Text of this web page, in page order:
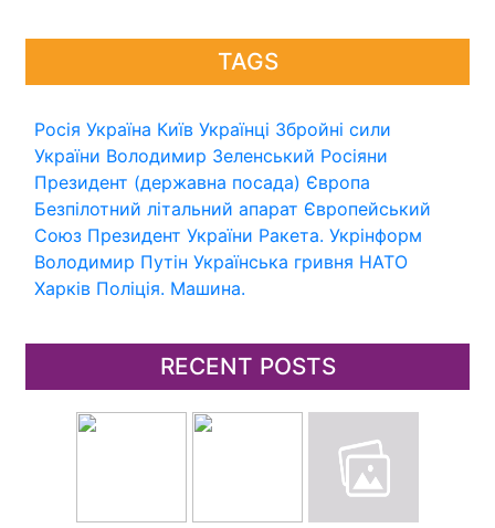
TAGS
Росія Україна Київ Українці Збройні сили
України Володимир Зеленський Росіяни
Президент (державна посада) Європа
Безпілотний літальний апарат Європейський
Союз Президент України Ракета. Укрінформ
Володимир Путін Українська гривня НАТО
Харків Поліція. Машина.
RECENT POSTS